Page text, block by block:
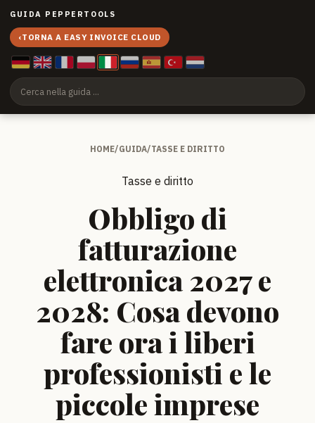
GUIDA PEPPERTOOLS
‹TORNA A EASY INVOICE CLOUD
HOME/GUIDA/TASSE E DIRITTO
Tasse e diritto
Obbligo di
fatturazione
elettronica 2027 e
2028: Cosa devono
fare ora i liberi
professionisti e le
piccole imprese